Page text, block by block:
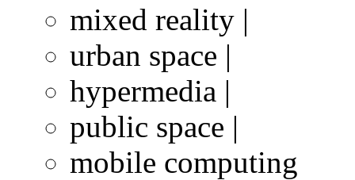
mixed reality |
urban space |
hypermedia |
public space |
mobile computing